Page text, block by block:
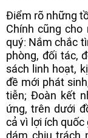
Điểm rõ những
Chính cũng
quý: Nắm chắc
phòng, đối tác,
sách linh hoạt,
đề mới phát
tiễn; Đoàn kết
ứng, trên dưới
cả vì lợi ích
dám chịu trách